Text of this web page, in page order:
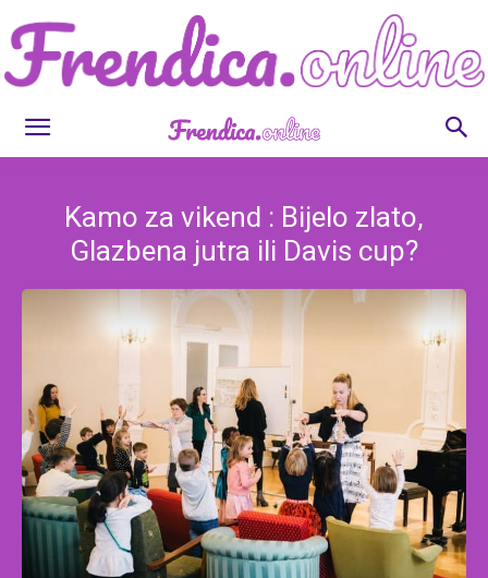
Frendica.online
Kamo za vikend : Bijelo zlato,
Glazbena jutra ili Davis cup?